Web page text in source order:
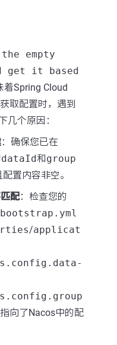
empty
get it based
着Spring Cloud
取配置时，遇到
几个原因：
：确保您已在
dataId和group
置内容非空。
配：检查您的
bootstrap.yml
/applicat
向了Nacos中的配